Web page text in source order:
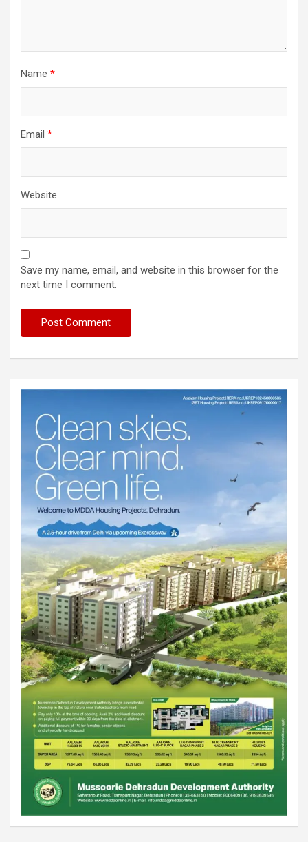
Name *
Email *
Website
Save my name, email, and website in this browser for the
next time I comment.